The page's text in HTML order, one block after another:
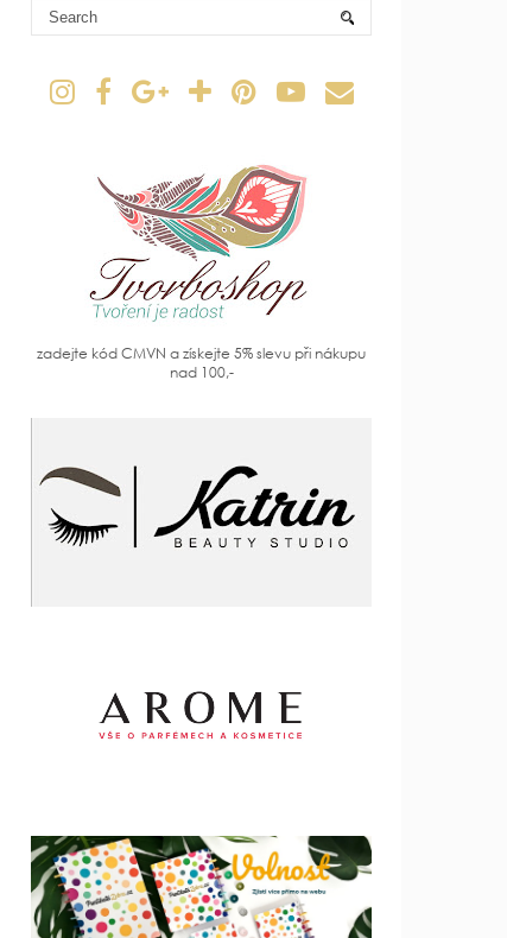
zadejte kód CMVN a získejte 5% slevu při nákupu
nad 100,-